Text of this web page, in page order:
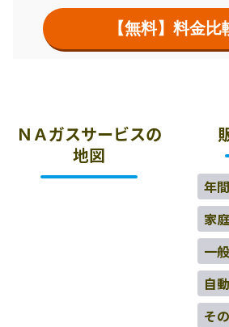
【無料】料金比
ＮＡガスサービスの
地図
年
家
一
自
そ